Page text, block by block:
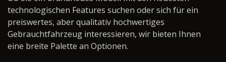
technologischen Features suchen oder sich für ein
preiswertes, aber qualitativ hochwertiges
Gebrauchtfahrzeug interessieren, wir bieten Ihnen
eine breite Palette an Optionen.